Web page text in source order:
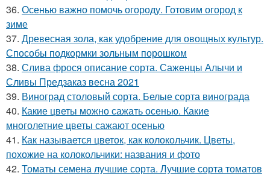
36. Осенью важно помочь огороду. Готовим огород к
зиме
37. Древесная зола, как удобрение для овощных культур.
Способы подкормки зольным порошком
38. Слива фрося описание сорта. Саженцы Алычи и
Сливы Предзаказ весна 2021
39. Виноград столовый сорта. Белые сорта винограда
40. Какие цветы можно сажать осенью. Какие
многолетние цветы сажают осенью
41. Как называется цветок, как колокольчик. Цветы,
похожие на колокольчики: названия и фото
42. Томаты семена лучшие сорта. Лучшие сорта томатов